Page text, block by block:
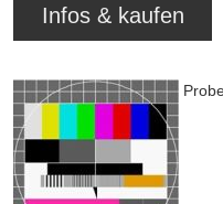
Infos & kaufen